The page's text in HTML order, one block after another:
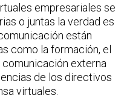
empresariales se
o juntas la verdad es
están
como la formación, el
externa
de los directivos
virtuales.